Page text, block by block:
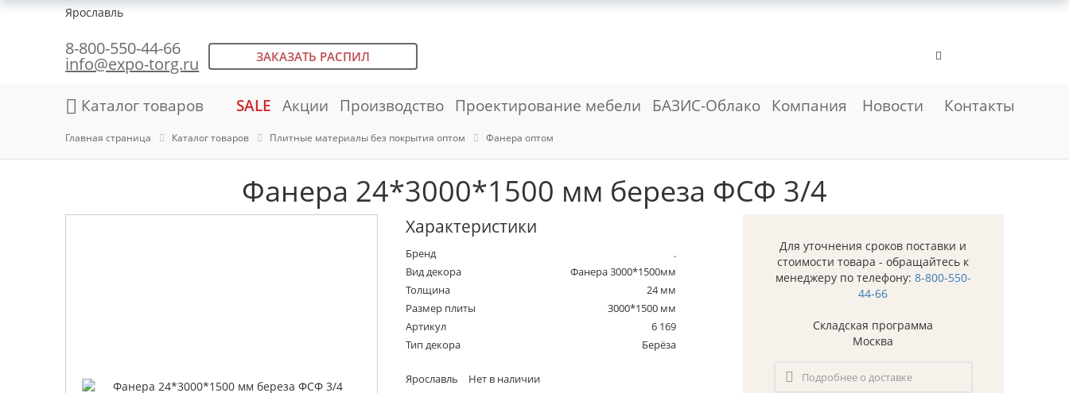
Ярославль
8-800-550-44-66
info@expo-torg.ru ЗАКАЗАТЬ РАСПИЛ
Каталог товаров SALE Акции Производство Проектирование мебели БАЗИС-Облако Компания Новости Контакты
Главная страница Каталог товаров Плитные материалы без покрытия оптом Фанера оптом
Фанера 24*3000*1500 мм береза ФСФ 3/4
Характеристики
Бренд
.
Вид декора
Фанера 3000*1500мм
Толщина
24 мм
Размер плиты
3000*1500 мм
Артикул
6 169
Тип декора
Берёза
Ярославль
Нет в наличии
Для уточнения сроков поставки и
стоимости товара - обращайтесь к
менеджеру по телефону: 8-800-550-
44-66
Складская программа
Москва
Подробнее о доставке